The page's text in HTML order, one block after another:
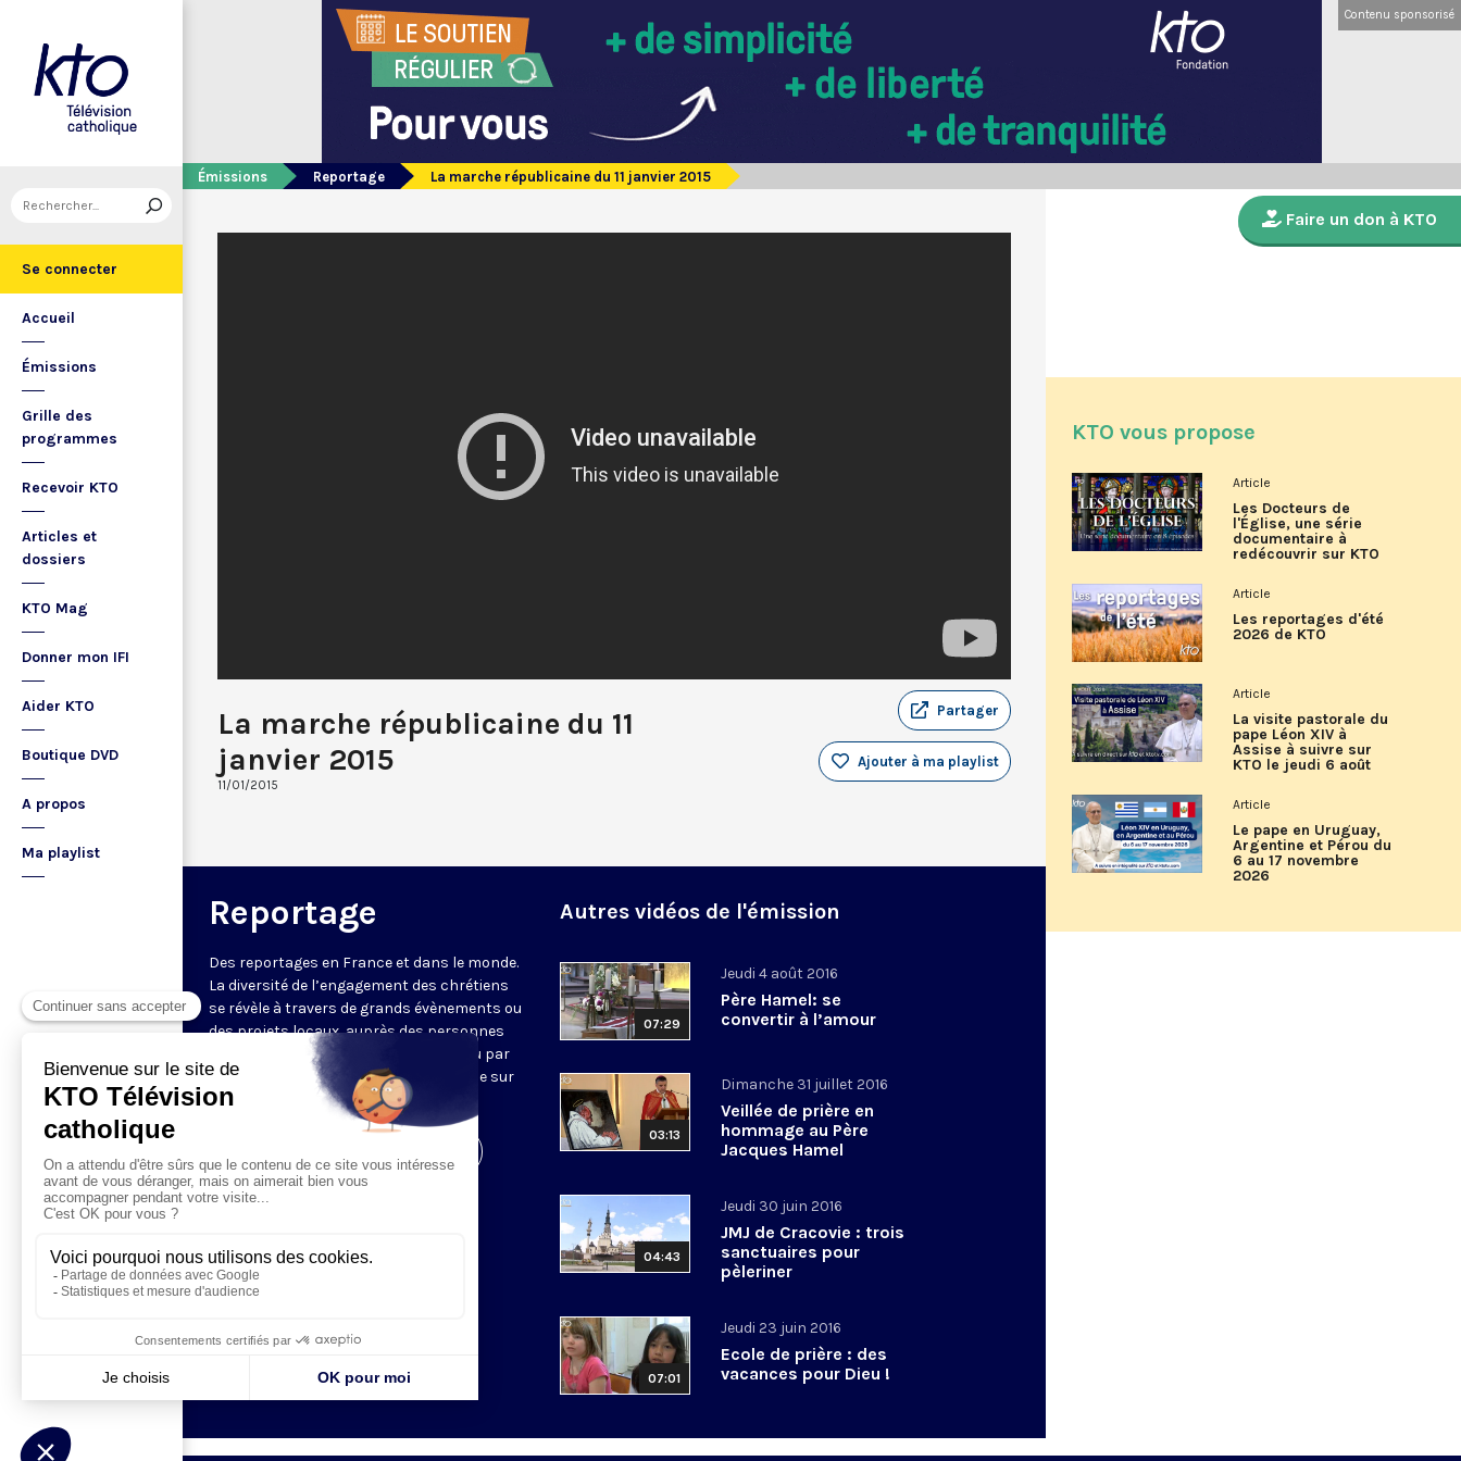
Se connecter
Accueil
Émissions
Grille des
programmes
Recevoir KTO
Articles et
dossiers
KTO Mag
Donner mon IFI
Aider KTO
Boutique DVD
A propos
Ma playlist
Contenu sponsorisé
Émissions Reportage La marche républicaine du 11 janvier 2015
La marche républicaine du 11
janvier 2015
11/01/2015
Partager
Ajouter à ma playlist
Reportage
Des reportages en France et dans le monde.
La diversité de l’engagement des chrétiens
se révèle à travers de grands évènements ou
des projets locaux, auprès des personnes
fragiles, au service du Bien commun ou par
l’évangélisation. Un regard d’espérance sur
le monde.
Autres vidéos de l'émission
07:29
Jeudi 4 août 2016
Père Hamel: se
convertir à l’amour
03:13
Dimanche 31 juillet 2016
Veillée de prière en
hommage au Père
Jacques Hamel
04:43
Jeudi 30 juin 2016
JMJ de Cracovie : trois
sanctuaires pour
pèleriner
07:01
Jeudi 23 juin 2016
Ecole de prière : des
vacances pour Dieu !
Faire un don à KTO
KTO vous propose
Article
Les Docteurs de
l'Église, une série
documentaire à
redécouvrir sur KTO
Article
Les reportages d'été
2026 de KTO
Article
La visite pastorale du
pape Léon XIV à
Assise à suivre sur
KTO le jeudi 6 août
Article
Le pape en Uruguay,
Argentine et Pérou du
6 au 17 novembre
2026